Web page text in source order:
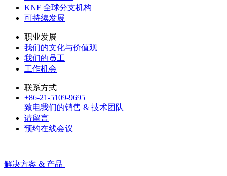
KNF 全球分支机构
可持续发展
职业发展
我们的文化与价值观
我们的员工
工作机会
联系方式
+86-21-5109-9695
致电我们的销售 & 技术团队
请留言
预约在线会议
解决方案 & 产品